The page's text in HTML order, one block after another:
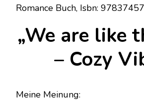
„We are like
– Cozy
Meine Meinung: